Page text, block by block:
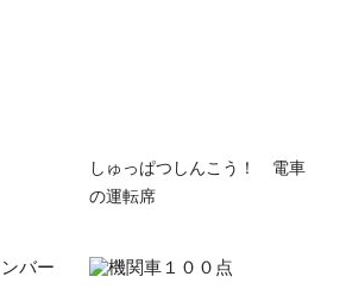
しゅっぱつしんこう！ 電車
の運転席